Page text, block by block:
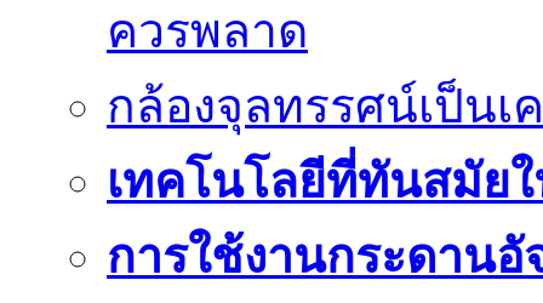
ควรพลาด
กล้องจุลทรรศน์เป็น
เทคโนโลยีที่ทันสมัย
การใช้งานกระดานอั